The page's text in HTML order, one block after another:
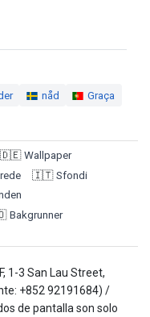
nåd
Graça
🇩🇪 Wallpaper
🇮🇹 Sfondi
Bakgrunner
1-3 San Lau Street,
+852 92191684) /
de pantalla son solo